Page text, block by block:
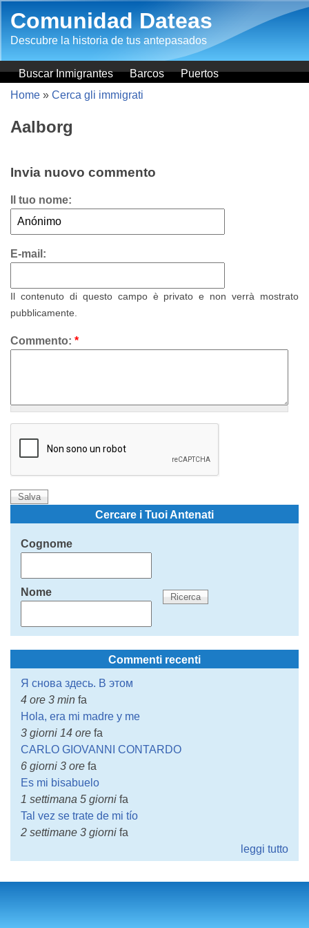
Comunidad Dateas
Descubre la historia de tus antepasados
Buscar Inmigrantes Barcos
Puertos
Home » Cerca gli immigrati
Aalborg
Invia nuovo commento
Il tuo nome:
E-mail:
Il contenuto di questo campo è privato e non verrà mostrato
pubblicamente.
Commento: *
Cercare i Tuoi Antenati
Cognome
Nome
Commenti recenti
Я снова здесь. В этом
4 ore 3 min fa
Hola, era mi madre y me
3 giorni 14 ore fa
CARLO GIOVANNI CONTARDO
6 giorni 3 ore fa
Es mi bisabuelo
1 settimana 5 giorni fa
Tal vez se trate de mi tío
2 settimane 3 giorni fa
leggi tutto